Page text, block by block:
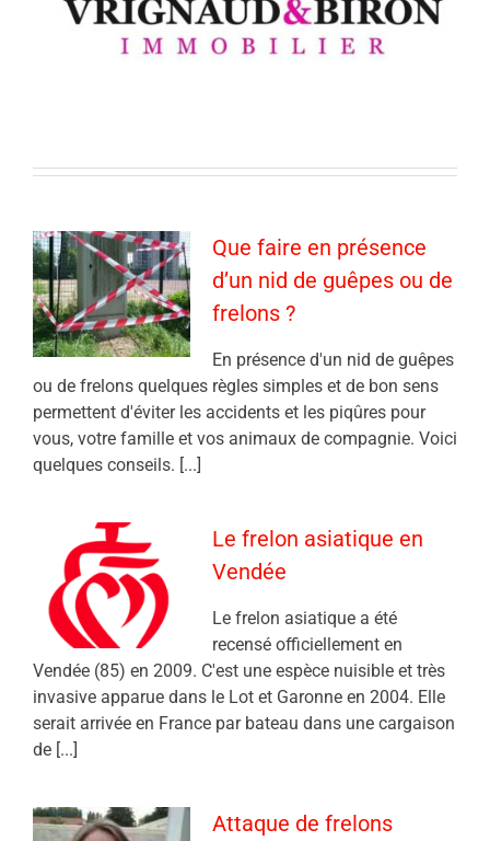
Que faire en présence
d’un nid de guêpes ou de
frelons ?
En présence d'un nid de guêpes
ou de frelons quelques règles simples et de bon sens
permettent d'éviter les accidents et les piqûres pour
vous, votre famille et vos animaux de compagnie. Voici
quelques conseils. [...]
Le frelon asiatique en
Vendée
Le frelon asiatique a été
recensé officiellement en
Vendée (85) en 2009. C'est une espèce nuisible et très
invasive apparue dans le Lot et Garonne en 2004. Elle
serait arrivée en France par bateau dans une cargaison
de [...]
Attaque de frelons